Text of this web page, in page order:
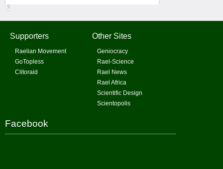
Supporters
Raelian Movement
GoTopless
Clitoraid
Other Sites
Geniocracy
Rael-Science
Rael News
Rael Africa
Scientific Design
Scientopolis
Facebook